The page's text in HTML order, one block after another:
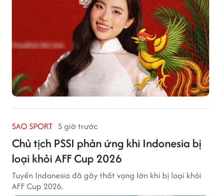
SAO SPORT 5 giờ trước
Chủ tịch PSSI phản ứng khi Indonesia bị
loại khỏi AFF Cup 2026
Tuyển Indonesia đã gây thất vọng lớn khi bị loại khỏi
AFF Cup 2026.